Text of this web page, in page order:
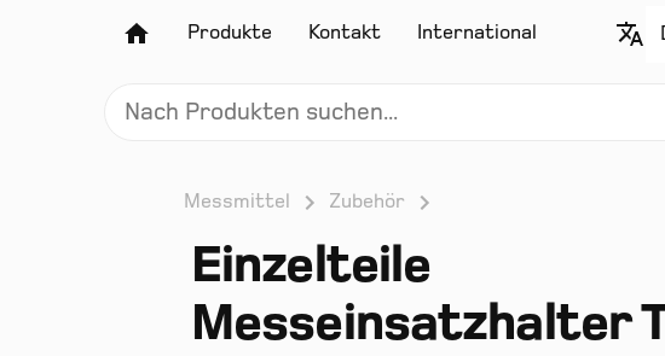
Produkte Kontakt International
Messmittel Zubehör
Einzelteile
Messeinsatzhalter